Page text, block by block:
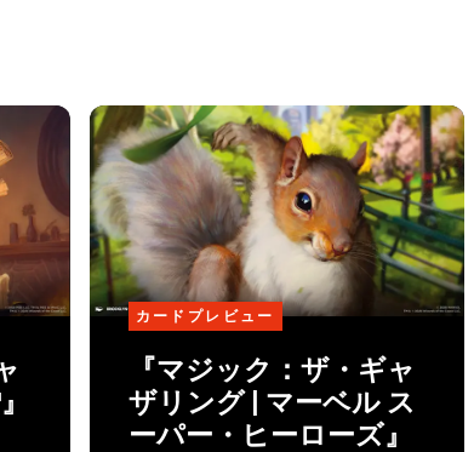
カードプレビュー
『マジック：ザ・ギャ
ザリング | マーベル ス
ーパー・ヒーローズ』